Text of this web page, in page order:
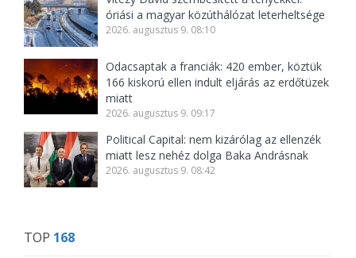
óriási a magyar közúthálózat leterheltsége
2026. augusztus 9. 08:10
Odacsaptak a franciák: 420 ember, köztük
166 kiskorú ellen indult eljárás az erdőtüzek
miatt
2026. augusztus 9. 09:17
Political Capital: nem kizárólag az ellenzék
miatt lesz nehéz dolga Baka Andrásnak
2026. augusztus 9. 08:42
TOP 168